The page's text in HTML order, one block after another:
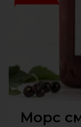
Морс